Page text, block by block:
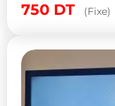
750 DT (Fixe)